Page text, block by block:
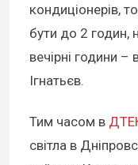
кондиціонерів,
бути до 2 годин,
вечірні години
Ігнатьєв.
Тим часом в
світла в